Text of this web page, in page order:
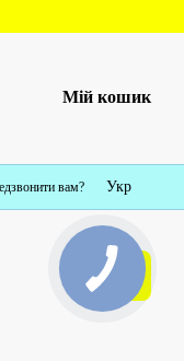
Мій кошик
вам? Укр
Артикул
40327